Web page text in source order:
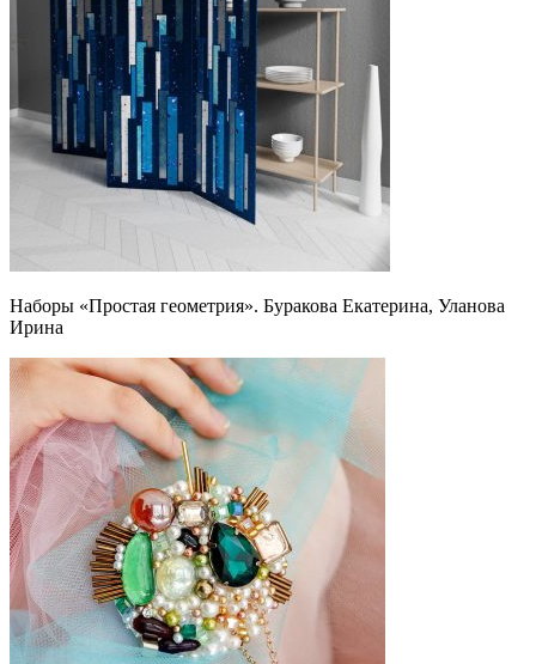
Наборы «Простая геометрия». Буракова Екатерина, Уланова
Ирина